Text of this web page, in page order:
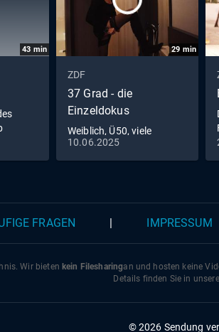
43 min 29 min
ZDF
37 Grad - die
Einzeldokus
Weiblich, Ü50, viele
Liebhaber
10.06.2025
FRAGEN IMPRESSUM
Wir bieten kein Filesharingan und hosten keine
Details finden Sie in
© 2026 Sendung